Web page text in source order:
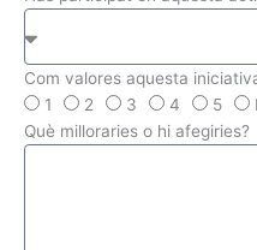
Com valores aquesta
1
2 3 4 5
Què milloraries o hi afegiries?